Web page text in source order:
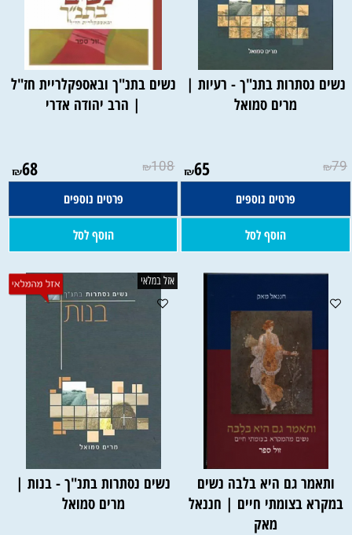
נשים נסתרות בתנ"ך - רעיות |
מרים סמואל
₪79
₪65
פרטים נוספים
הוסף לסל
נשים בתנ"ך ובאספקלריית חז"ל
| הרב יהודה אדרי
₪108
₪68
פרטים נוספים
הוסף לסל
ותאמר גם היא בלבה נשים
במקרא בצומתי חיים | חננאל
מאק
אזל במלאי
נשים נסתרות בתנ"ך - בנות |
מרים סמואל